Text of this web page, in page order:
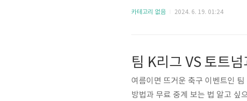
들 위해 링크 남겨 드릴 테니 참조
카테고리 없음 2024. 6. 19. 01:24
여름이면 뜨거운 축구 이벤트인
방법과 무료 중계 보는 법 알고 싶